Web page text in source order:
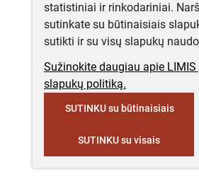
statistiniai ir rinkodariniai.
sutinkate su būtinaisiais
sutikti ir su visų slapukų
Sužinokite daugiau apie
slapukų politiką.
SUTINKU su būtinaisiais
SUTINKU su visais